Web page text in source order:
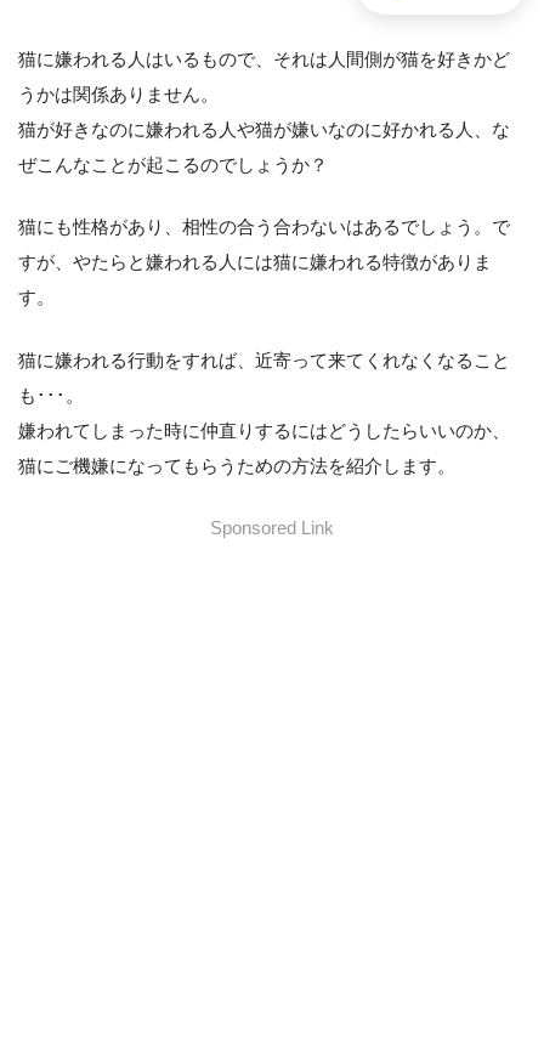
猫に嫌われる人はいるもので、それは人間側が猫を好きかど
うかは関係ありません。
猫が好きなのに嫌われる人や猫が嫌いなのに好かれる人、な
ぜこんなことが起こるのでしょうか？
猫にも性格があり、相性の合う合わないはあるでしょう。で
すが、やたらと嫌われる人には猫に嫌われる特徴がありま
す。
猫に嫌われる行動をすれば、近寄って来てくれなくなること
も･･･。
嫌われてしまった時に仲直りするにはどうしたらいいのか、
猫にご機嫌になってもらうための方法を紹介します。
Sponsored Link